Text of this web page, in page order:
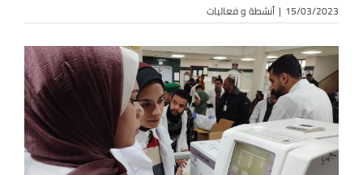
15/03/2023
| أنشطة و فعاليات